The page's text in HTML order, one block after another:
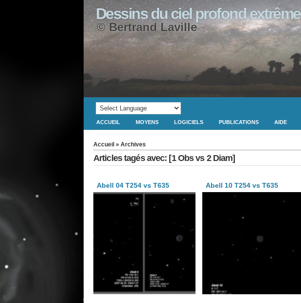
Dessins du ciel profond extrême
© Bertrand Laville
ACCUEIL MOYENS LOGICIELS PUBLICATIONS AIDE
Accueil » Archives
Articles tagés avec: [1 Obs vs 2 Diam]
Abell 04 T254 vs T635 Abell 10 T254 vs T635